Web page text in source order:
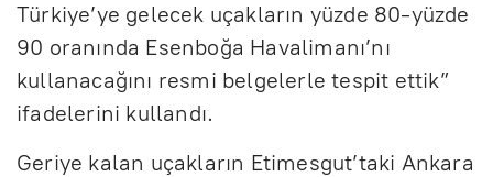
Türkiye’ye gelecek uçakların yüzde 80-yüzde
90 oranında Esenboğa Havalimanı’nı
kullanacağını resmi belgelerle tespit ettik”
ifadelerini kullandı.
Geriye kalan uçakların Etimesgut’taki Ankara